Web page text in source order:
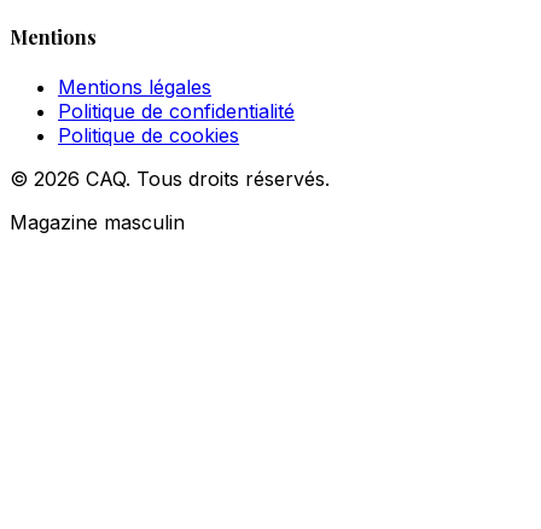
Mentions
Mentions légales
Politique de confidentialité
Politique de cookies
© 2026 CAQ. Tous droits réservés.
Magazine masculin